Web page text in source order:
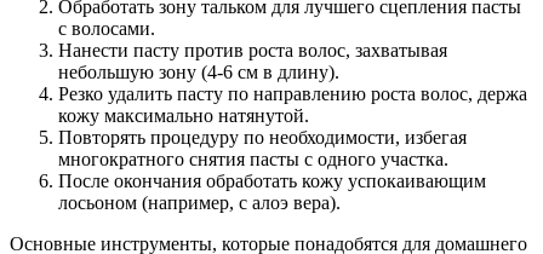
Обработать зону тальком для лучшего сцепления пасты
с волосами.
Нанести пасту против роста волос, захватывая
небольшую зону (4-6 см в длину).
Резко удалить пасту по направлению роста волос, держа
кожу максимально натянутой.
Повторять процедуру по необходимости, избегая
многократного снятия пасты с одного участка.
После окончания обработать кожу успокаивающим
лосьоном (например, с алоэ вера).
Основные инструменты, которые понадобятся для домашнего